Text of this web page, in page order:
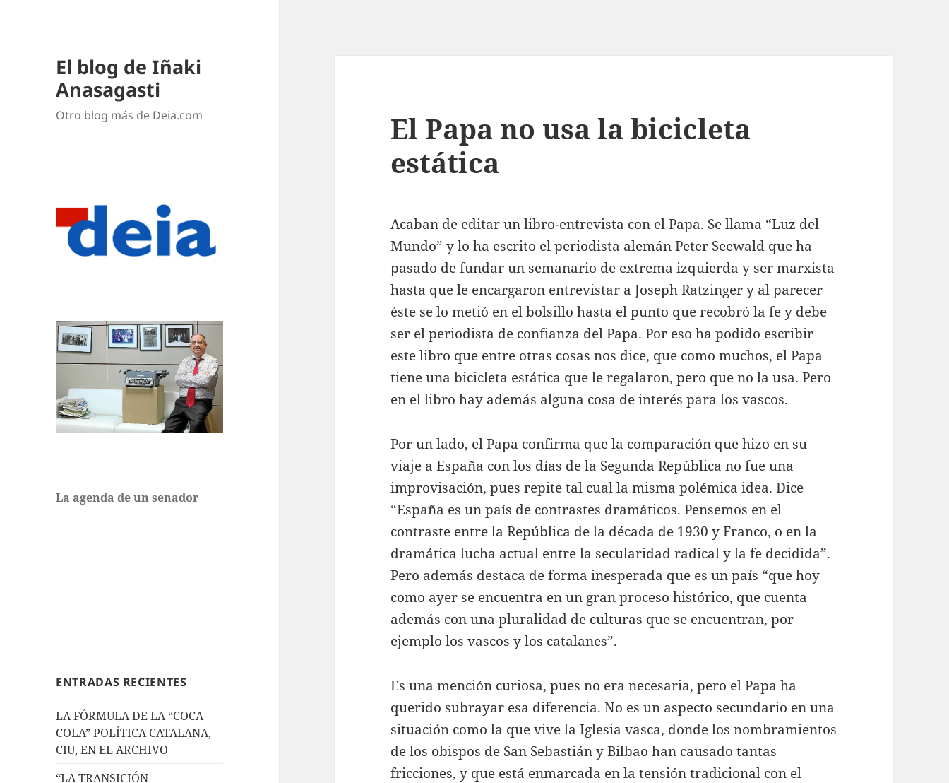
El blog de Iñaki
Anasagasti
Otro blog más de Deia.com
La agenda de un senador
ENTRADAS RECIENTES
LA FÓRMULA DE LA “COCA
COLA” POLÍTICA CATALANA,
CIU, EN EL ARCHIVO
“LA TRANSICIÓN
El Papa no usa la bicicleta
estática
Acaban de editar un libro-entrevista con el Papa. Se llama “Luz del
Mundo” y lo ha escrito el periodista alemán Peter Seewald que ha
pasado de fundar un semanario de extrema izquierda y ser marxista
hasta que le encargaron entrevistar a Joseph Ratzinger y al parecer
éste se lo metió en el bolsillo hasta el punto que recobró la fe y debe
ser el periodista de confianza del Papa. Por eso ha podido escribir
este libro que entre otras cosas nos dice, que como muchos, el Papa
tiene una bicicleta estática que le regalaron, pero que no la usa. Pero
en el libro hay además alguna cosa de interés para los vascos.
Por un lado, el Papa confirma que la comparación que hizo en su
viaje a España con los días de la Segunda República no fue una
improvisación, pues repite tal cual la misma polémica idea. Dice
“España es un país de contrastes dramáticos. Pensemos en el
contraste entre la República de la década de 1930 y Franco, o en la
dramática lucha actual entre la secularidad radical y la fe decidida”.
Pero además destaca de forma inesperada que es un país “que hoy
como ayer se encuentra en un gran proceso histórico, que cuenta
además con una pluralidad de culturas que se encuentran, por
ejemplo los vascos y los catalanes”.
Es una mención curiosa, pues no era necesaria, pero el Papa ha
querido subrayar esa diferencia. No es un aspecto secundario en una
situación como la que vive la Iglesia vasca, donde los nombramientos
de los obispos de San Sebastián y Bilbao han causado tantas
fricciones, y que está enmarcada en la tensión tradicional con el